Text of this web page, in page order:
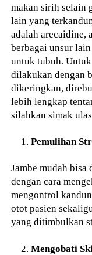
makan sirih selain
lain yang
adalah arecaidine,
berbagai unsur
untuk tubuh.
dilakukan dengan
dikeringkan,
lebih lengkap
silahkan simak
Pemulihan
Jambe mudah
dengan cara
mengontrol
otot pasien
yang ditimbulkan
Mengobati